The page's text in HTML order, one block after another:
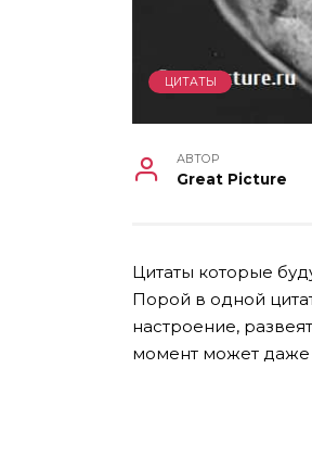
ЦИТАТЫ
АВТОР
Great Picture
Цитаты которые
Порой в одной
настроение,
момент может даже